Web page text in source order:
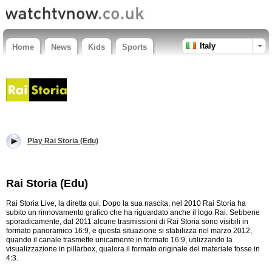
Home News Kids Sports Italy
Play Rai Storia (Edu)
Rai Storia (Edu)
Rai Storia Live, la diretta qui. Dopo la sua nascita, nel 2010 Rai Storia ha
subito un rinnovamento grafico che ha riguardato anche il logo Rai. Sebbene
sporadicamente, dal 2011 alcune trasmissioni di Rai Storia sono visibili in
formato panoramico 16:9, e questa situazione si stabilizza nel marzo 2012,
quando il canale trasmette unicamente in formato 16:9, utilizzando la
visualizzazione in pillarbox, qualora il formato originale del materiale fosse in
4:3.